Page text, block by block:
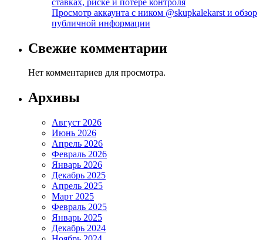
Просмотр аккаунта с ником @skupkalekarst и обзор
публичной информации
Свежие комментарии
Нет комментариев для просмотра.
Архивы
Август 2026
Июнь 2026
Апрель 2026
Февраль 2026
Январь 2026
Декабрь 2025
Апрель 2025
Март 2025
Февраль 2025
Январь 2025
Декабрь 2024